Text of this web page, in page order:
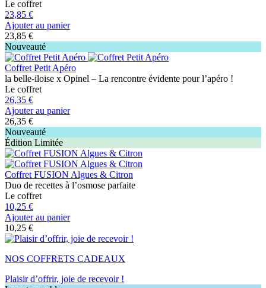
Le coffret
23,85 €
Ajouter au panier
23,85 €
Nouveauté
Coffret Petit Apéro
la belle-iloise x Opinel – La rencontre évidente pour l’apéro !
Le coffret
26,35 €
Ajouter au panier
26,35 €
Nouveauté
Édition Limitée
Coffret FUSION Algues & Citron
Duo de recettes à l’osmose parfaite
Le coffret
10,25 €
Ajouter au panier
10,25 €
NOS COFFRETS CADEAUX
Plaisir d’offrir, joie de recevoir !​